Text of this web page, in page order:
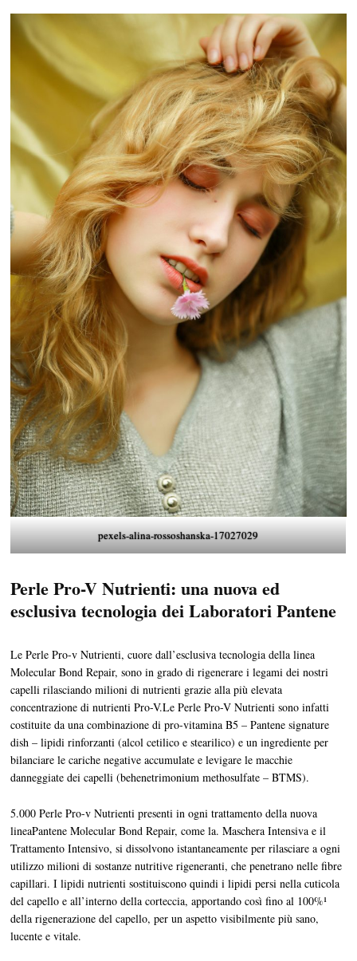
pexels-alina-rossoshanska-17027029
Perle Pro-V Nutrienti: una nuova ed
esclusiva tecnologia dei Laboratori Pantene
Le Perle Pro-v Nutrienti, cuore dall’esclusiva tecnologia della linea
Molecular Bond Repair, sono in grado di rigenerare i legami dei nostri
capelli rilasciando milioni di nutrienti grazie alla più elevata
concentrazione di nutrienti Pro-V.Le Perle Pro-V Nutrienti sono infatti
costituite da una combinazione di pro-vitamina B5 – Pantene signature
dish – lipidi rinforzanti (alcol cetilico e stearilico) e un ingrediente per
bilanciare le cariche negative accumulate e levigare le macchie
danneggiate dei capelli (behenetrimonium methosulfate – BTMS).
5.000 Perle Pro-v Nutrienti presenti in ogni trattamento della nuova
lineaPantene Molecular Bond Repair, come la. Maschera Intensiva e il
Trattamento Intensivo, si dissolvono istantaneamente per rilasciare a ogni
utilizzo milioni di sostanze nutritive rigeneranti, che penetrano nelle fibre
capillari. I lipidi nutrienti sostituiscono quindi i lipidi persi nella cuticola
del capello e all’interno della corteccia, apportando così fino al 100%¹
della rigenerazione del capello, per un aspetto visibilmente più sano,
lucente e vitale.